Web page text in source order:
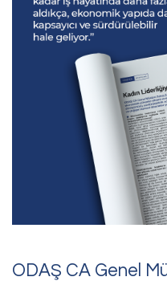
Bize
Sorularınız, talepleriniz
veya geri bildirimleriniz
bize ulaşabilirsiniz
ODAŞ CA Genel